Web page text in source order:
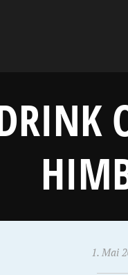
1. Mai